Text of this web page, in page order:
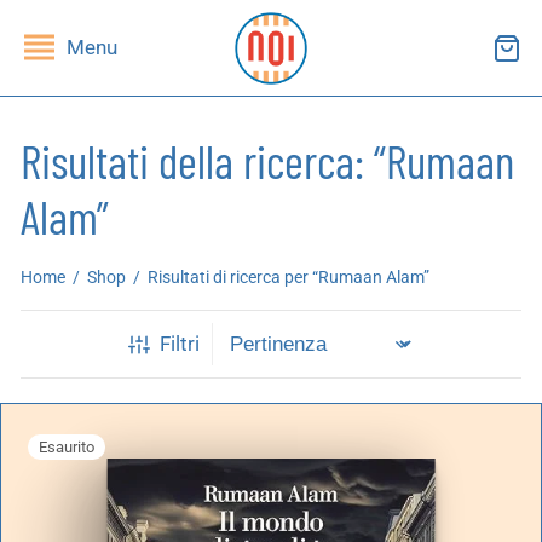
Menu
Risultati della ricerca: “Rumaan
Alam”
Home / Shop / Risultati di ricerca per “Rumaan Alam”
Filtri
Esaurito
DI LETTURA